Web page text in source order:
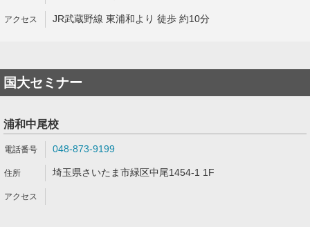
JR武蔵野線 東浦和より 徒歩 約10分
国大セミナー
浦和中尾校
048-873-9199
埼玉県さいたま市緑区中尾1454-1 1F